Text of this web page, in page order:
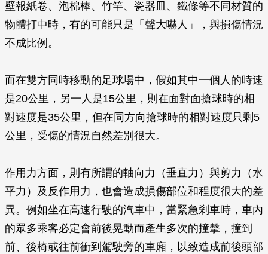
壁報紙卷、泡棉棒、竹竿、瓷器皿、鐵條等不同材質的
物體打中時，有的可能只是「聲大嚇人」，與損傷情況
不成比例。
而在雙方同時移動的足球場中，假如其中一個人的時速
是20公里，另一人是15公里，則在面對面搶球時的相
對速度是35公里，但在同方向搶球時的相對速度只剩5
公里，受傷的情況自然差別很大。
作用力方面，則有所謂的軸向力（垂直力）與剪力（水
平力）及反作用力，也會造成損傷部位和程度很大的差
異。例如坐在高速行駛的汽車中，當緊急剎車時，車內
的眾多乘客必定會前後晃動而產生多次的撞擊，撞到
前、後椅或往前衝到駕駛旁的車廂，以致造成前後頭部